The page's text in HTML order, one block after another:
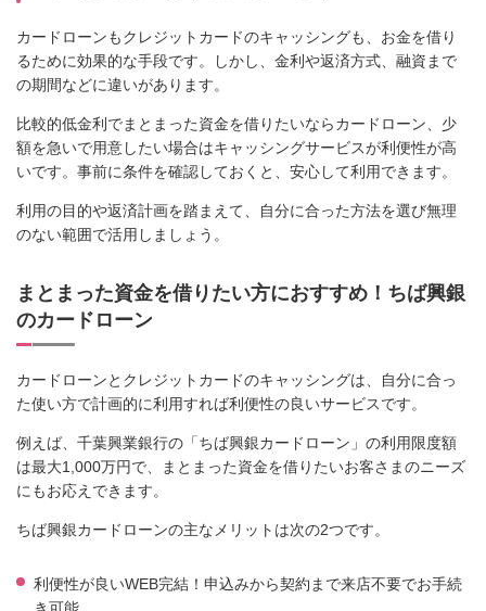
カードローンもクレジットカードのキャッシングも、お金を借り
るために効果的な手段です。しかし、金利や返済方式、融資まで
の期間などに違いがあります。
比較的低金利でまとまった資金を借りたいならカードローン、少
額を急いで用意したい場合はキャッシングサービスが利便性が高
いです。事前に条件を確認しておくと、安心して利用できます。
利用の目的や返済計画を踏まえて、自分に合った方法を選び無理
のない範囲で活用しましょう。
まとまった資金を借りたい方におすすめ！ちば興銀
のカードローン
カードローンとクレジットカードのキャッシングは、自分に合っ
た使い方で計画的に利用すれば利便性の良いサービスです。
例えば、千葉興業銀行の「ちば興銀カードローン」の利用限度額
は最大1,000万円で、まとまった資金を借りたいお客さまのニーズ
にもお応えできます。
ちば興銀カードローンの主なメリットは次の2つです。
利便性が良いWEB完結！申込みから契約まで来店不要でお手続
き可能